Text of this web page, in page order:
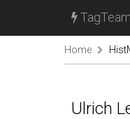
TagTeam
Home
Ulrich